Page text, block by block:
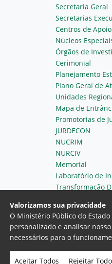
Secretaria Geral
Secretarias
Centros de
Núcleos
Órgãos de
Cerimonial
Planejamento
Plano Geral de
Unidades
Mapa de
Promotorias de
JURDECON
NUCRIM
NURCIV
Memorial
Laboratório de
Transformação
Valorizamos sua privacidade
O Ministério Público do
personalizado e analisar
necessários para o
Aceitar Todos Rejeitar